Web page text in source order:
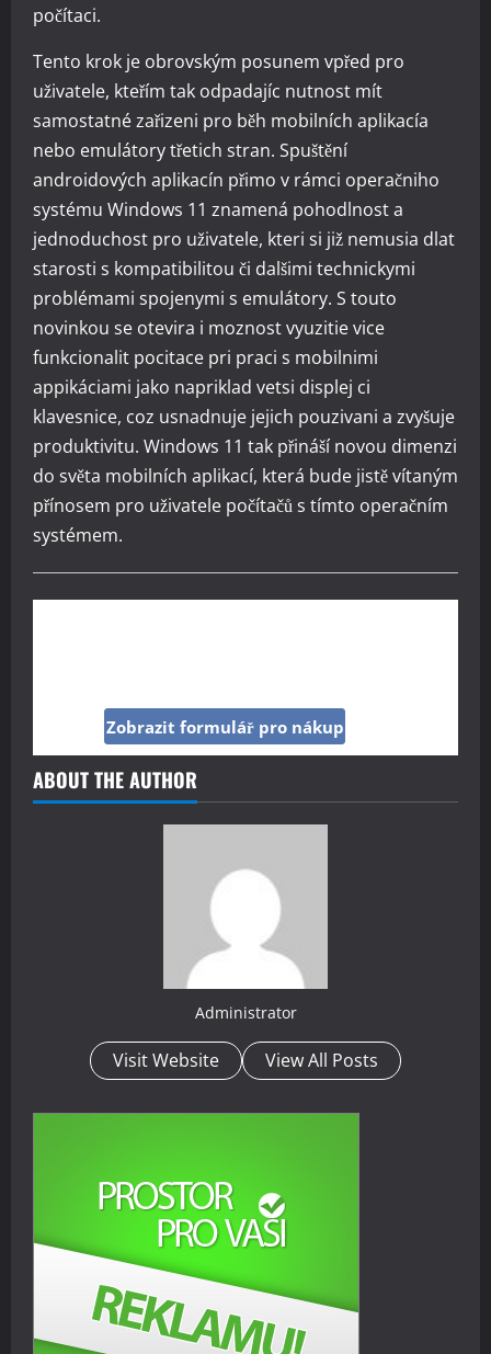
počítaci.
Tento krok je obrovským posunem vpřed pro
uživatele, kteřím tak odpadajíc nutnost mít
samostatné zařizeni pro běh mobilních aplikacía
nebo emulátory třetich stran. Spuštění
androidových aplikacín přimo v rámci operačniho
systému Windows 11 znamená pohodlnost a
jednoduchost pro uživatele, kteri si již nemusia dlat
starosti s kompatibilitou či dalšimi technickymi
problémami spojenymi s emulátory. S touto
novinkou se otevira i moznost vyuzitie vice
funkcionalit pocitace pri praci s mobilnimi
appikáciami jako napriklad vetsi displej ci
klavesnice, coz usnadnuje jejich pouzivani a zvyšuje
produktivitu. Windows 11 tak přináší novou dimenzi
do světa mobilních aplikací, která bude jistě vítaným
přínosem pro uživatele počítačů s tímto operačním
systémem.
Zobrazit formulář pro nákup
ABOUT THE AUTHOR
Administrator
Visit Website View All Posts